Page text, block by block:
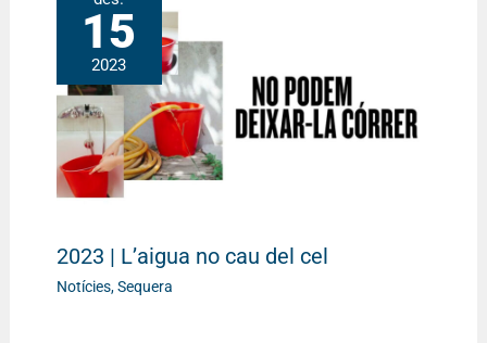
15
2023
2023 | L’aigua no cau del cel
Notícies,Sequera